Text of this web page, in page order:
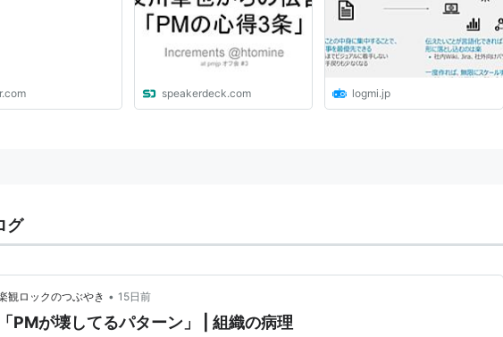
qGRAg2n5q6"
speakerdeck.com
Business
logmi.jp
グ
観ロックのつぶやき • 15日前
「PMが壊してるパターン」 | 組織の病理